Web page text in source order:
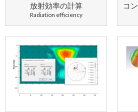
放射効率の計算
Radiation efficiency
コ